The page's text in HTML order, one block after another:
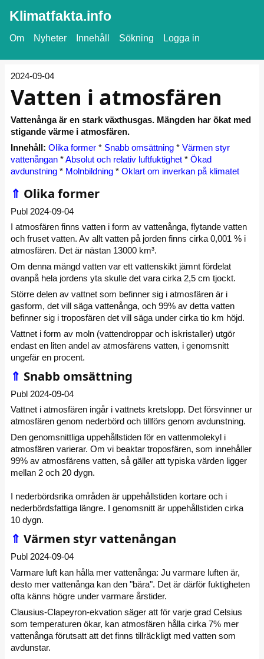
Klimatfakta.info
Om Nyheter Innehåll Sökning Logga in
2024-09-04
Vatten i atmosfären
Vattenånga är en stark växthusgas. Mängden har ökat med
stigande värme i atmosfären.
Innehåll: Olika former * Snabb omsättning * Värmen styr
vattenångan *Absolut och relativ luftfuktighet * Ökad
avdunstning * Molnbildning * Oklart om inverkan på klimatet
⇑ Olika former
Publ 2024-09-04
I atmosfären finns vatten i form av vattenånga, flytande vatten
och fruset vatten. Av allt vatten på jorden finns cirka 0,001 % i
atmosfären. Det är nästan 13000 km³.
Om denna mängd vatten var ett vattenskikt jämnt fördelat
ovanpå hela jordens yta skulle det vara cirka 2,5 cm tjockt.
Större delen av vattnet som befinner sig i atmosfären är i
gasform, det vill säga vattenånga, och 99% av detta vatten
befinner sig i troposfären det vill säga under cirka tio km höjd.
Vattnet i form av moln (vattendroppar och iskristaller) utgör
endast en liten andel av atmosfärens vatten, i genomsnitt
ungefär en procent.
⇑ Snabb omsättning
Publ 2024-09-04
Vattnet i atmosfären ingår i vattnets kretslopp. Det försvinner ur
atmosfären genom nederbörd och tillförs genom avdunstning.
Den genomsnittliga uppehållstiden för en vattenmolekyl i
atmosfären varierar. Om vi beaktar troposfären, som innehåller
99% av atmosfärens vatten, så gäller att typiska värden ligger
mellan 2 och 20 dygn.
I nederbördsrika områden är uppehållstiden kortare och i
nederbördsfattiga längre. I genomsnitt är uppehållstiden cirka
10 dygn.
⇑ Värmen styr vattenångan
Publ 2024-09-04
Varmare luft kan hålla mer vattenånga: Ju varmare luften är,
desto mer vattenånga kan den "bära". Det är därför fuktigheten
ofta känns högre under varmare årstider.
Clausius-Clapeyron-ekvation säger att för varje grad Celsius
som temperaturen ökar, kan atmosfären hålla cirka 7% mer
vattenånga förutsatt att det finns tillräckligt med vatten som
avdunstar.